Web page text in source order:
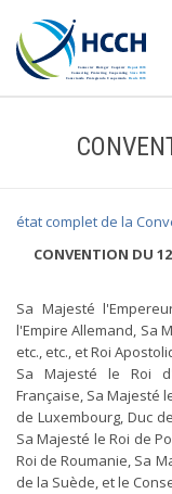
état complet de la
CONVENTION DU
Sa Majesté
l'Empire Allemand, Sa
etc., etc., et Roi
Sa Majesté le Roi
Française, Sa Majesté
de Luxembourg, Duc
Sa Majesté le Roi de
Roi de Roumanie, Sa
de la Suède, et le